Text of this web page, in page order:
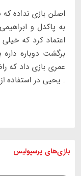
اصلن بازی نداده که
به پاکدل و
اعتماد کرد که
برگشت دوباره
عمری بازی داد که
. یحیی در استفاده
بازی های پرسپولیس